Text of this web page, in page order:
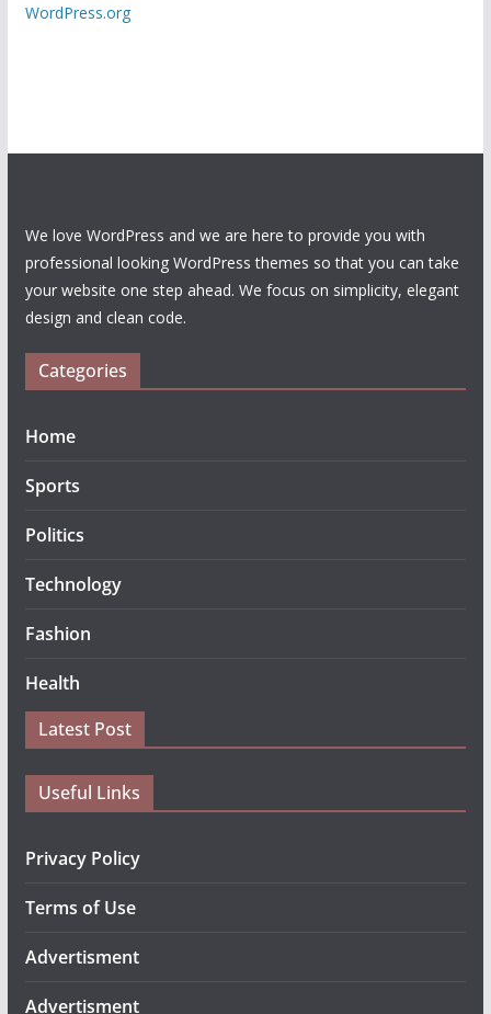
WordPress.org
We love WordPress and we are here to provide you with
professional looking WordPress themes so that you can take
your website one step ahead. We focus on simplicity, elegant
design and clean code.
Categories
Home
Sports
Politics
Technology
Fashion
Health
Latest Post
Useful Links
Privacy Policy
Terms of Use
Advertisment
Advertisment